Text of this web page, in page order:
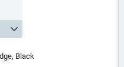
Black